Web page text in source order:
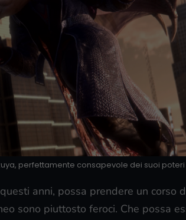
perfettamente consapevole dei suoi poteri
anni, possa prendere un corso
sono piuttosto feroci. Che possa